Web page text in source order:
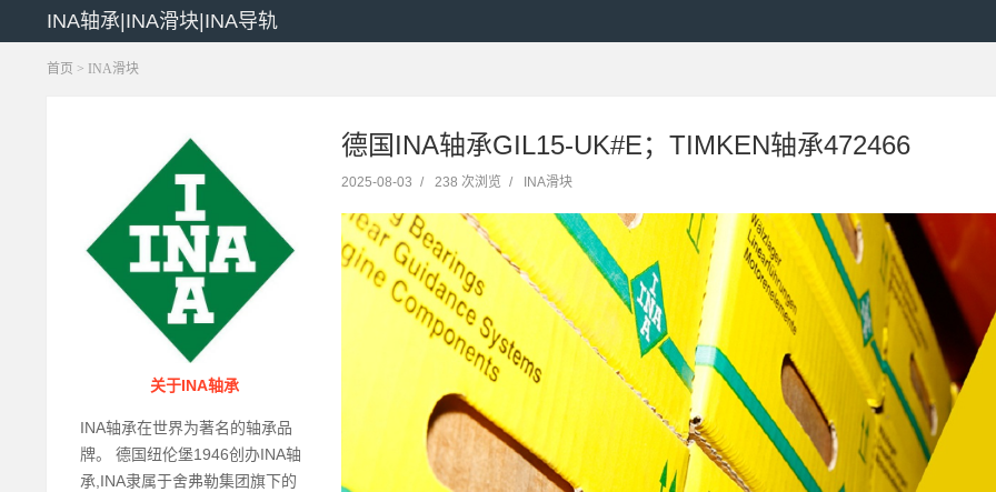
INA轴承|INA滑块|INA导轨
首页 > INA滑块
关于INA轴承
INA轴承在世界为著名的轴承品
牌。 德国纽伦堡1946创办INA轴
承,INA隶属于舍弗勒集团旗下的
德国INA轴承GIL15-UK#E；TIMKEN轴承472466
2025-08-03 / 238 次浏览 / INA滑块